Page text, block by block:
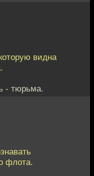
видна
- тюрьма.
флота.